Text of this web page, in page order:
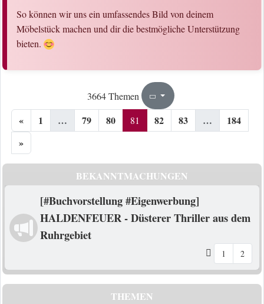
So können wir uns ein umfassendes Bild von deinem
Möbelstück machen und dir die bestmögliche Unterstützung
bieten.
3664 Themen Seite81
« 1 … 79 80 81 82 83 …
184
»
BEKANNTMACHUNGEN
[#Buchvorstellung #Eigenwerbung]
HALDENFEUER - Düsterer Thriller aus dem
Ruhrgebiet
1 2
THEMEN